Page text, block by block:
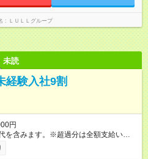
※超過分は全額支給いたします。 みな
修期間中（最大12ヶ月間）も、試用期
ＬＵＬＬグループ
未読
経験入社9割
円
を含みます。※超過分は全額支給いたし
円／月 みなし残業時間 12時間／月 -
≪経験者の方は以下と